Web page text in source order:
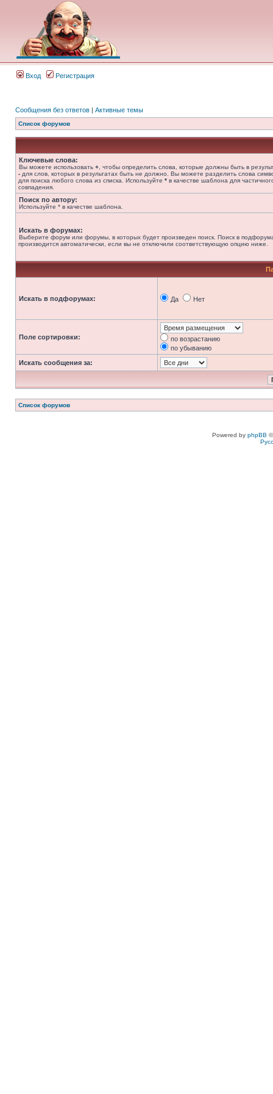
Вход Регистрация
Сообщения без ответов | Активные темы
Список форумов
Ключевые слова:
Вы можете использовать + , чтобы определить слова, которые должны быть в
- для слов, которых в результатах быть не должно. Вы можете разделить слова
для поиска любого слова из списка. Используйте * в качестве шаблона для
совпадения.
Поиск по автору:
Используйте * в качестве шаблона.
Искать в форумах:
Выберите форум или форумы, в которых будет произведен поиск. Поиск в
производится автоматически, если вы не отключили соответствующую опцию ниже.
Искать в подфорумах: Да Нет
Поле сортировки:
по возрастанию
по убыванию
Искать сообщения за:
Список форумов
Powered by phpBB